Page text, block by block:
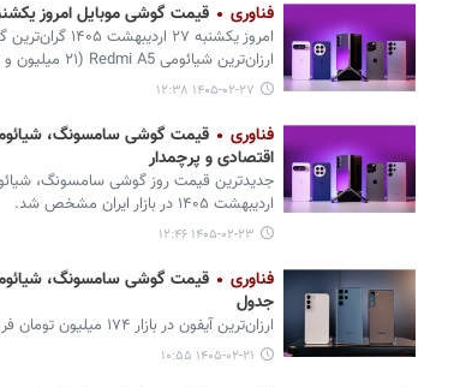
فناوری قیمت گوشی موبایل امروز یکشنبه ۲۷ اردیبهشت ۱۴۰۵ +
ارزان‌ترین شیائومی Redmi A5 (۲۱ میلیون و ۲۹۸ هزار تومان) عرضه شد.
۱۴۰۵-۰۲-۲۷ ۱۲:۳۸
فناوری
اقتصادی و پرچمدار
اردیبهشت ۱۴۰۵ در بازار ایران مشخص شد.
۱۴۰۵-۰۲-۲۳ ۱۲:۴۶
فناوری
جدول
ارزان‌ترین آیفون در بازار ۱۷۴ میلیون تومان فروخته می‌شود.
۱۴۰۵-۰۲-۲۱ ۱۰:۵۵